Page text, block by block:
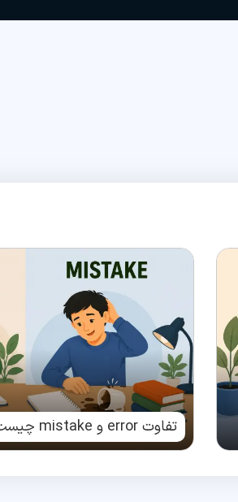
تفاوت error و mistake چیست؟